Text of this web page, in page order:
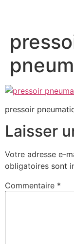
pressoir
Laisser
Votre adresse e-
obligatoires sont
Commentaire *